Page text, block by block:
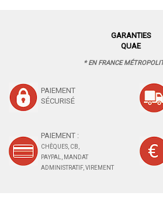
GARANTIES
QUAE
* EN FRANCE
PAIEMENT
SÉCURISÉ
PAIEMENT :
CHÈQUES, CB,
PAYPAL, MANDAT
ADMINISTRATIF, VIREMENT